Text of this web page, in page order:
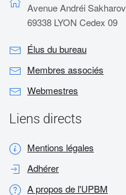
Avenue Andréi Sakharov
69338 LYON Cedex 09
Élus du bureau
Membres associés
Webmestres
Liens directs
Mentions légales
Adhérer
A propos de l'UPBM